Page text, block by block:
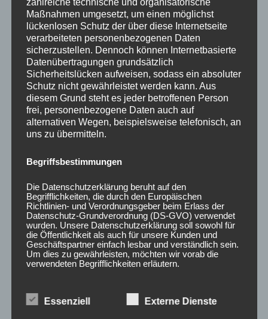
CONCAVER CVR1
19×8,5 ET35 5×112
Double Tinted Black
450,00€ *
Bewertet
mit
CONCAVER CVR1
19×8 ET40 5×112
Platinum Black
5
zahlreiche technische und organisatorische
Maßnahmen umgesetzt, um einen möglichst
lückenlosen Schutz der über diese Internetseite
verarbeiteten personenbezogenen Daten
sicherzustellen. Dennoch können Internetbasierte
Datenübertragungen grundsätzlich
Sicherheitslücken aufweisen, sodass ein absoluter
Schutz nicht gewährleistet werden kann. Aus
diesem Grund steht es jeder betroffenen Person
frei, personenbezogene Daten auch auf
alternativen Wegen, beispielsweise telefonisch, an
uns zu übermitteln.
Begriffsbestimmungen
Die Datenschutzerklärung beruht auf den
Begrifflichkeiten, die durch den Europäischen
Richtlinien- und Verordnungsgeber beim Erlass der
Datenschutz-Grundverordnung (DS-GVO) verwendet
wurden. Unsere Datenschutzerklärung soll sowohl für
die Öffentlichkeit als auch für unsere Kunden und
Geschäftspartner einfach lesbar und verständlich sein.
Um dies zu gewährleisten, möchten wir vorab die
verwendeten Begrifflichkeiten erläutern.
Wir verwenden in dieser Datenschutzerklärung
unter anderem die folgenden Begriffe:
Essenziell Externe Dienste